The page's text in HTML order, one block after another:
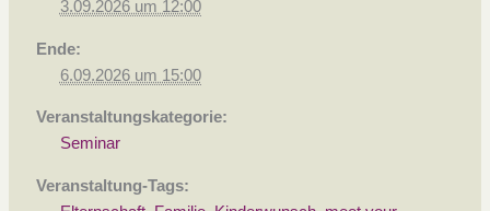
3.09.2026 um 12:00
Ende:
6.09.2026 um 15:00
Veranstaltungskategorie:
Seminar
Veranstaltung-Tags: